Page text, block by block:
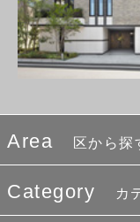
Area 区から探
Category カ